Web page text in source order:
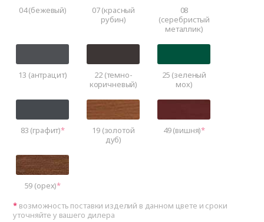
04 (бежевый)
07 (красный
рубин)
08
(серебристый
металлик)
13 (антрацит)
22 (темно-
коричневый)
25 (зеленый
мох)
83 (графит)
19 (золотой
дуб)
49 (вишня)
59 (орех)
возможность поставки изделий в данном цвете и сроки
уточняйте у вашего дилера